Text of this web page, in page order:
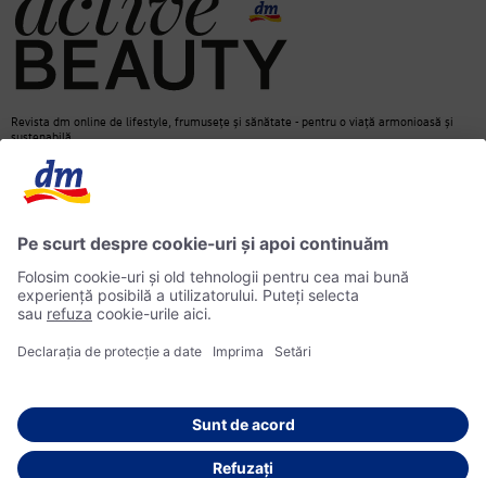
Revista dm online de lifestyle, frumusețe și sănătate - pentru o viață armonioasă și
sustenabilă.
© 2026 dm drogerie markt SRL